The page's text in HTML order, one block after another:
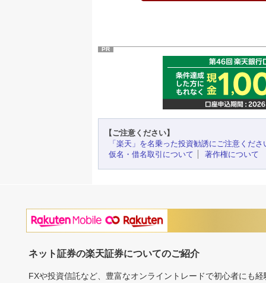
PR
【ご注意ください】
「楽天」を名乗った投資勧誘にご注意くださ
仮名・借名取引について
著作権について
ネット証券の楽天証券についてのご紹介
FXや投資信託など、豊富なオンライントレードで初心者にも